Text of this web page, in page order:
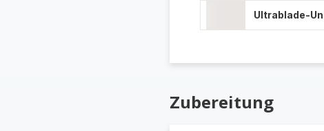
Ultrablade-
Zubereitung